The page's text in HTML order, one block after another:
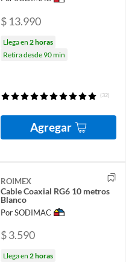
$ 13.990
Llega en 2 horas
Retira desde 90 min
(32)
Agregar
ROIMEX
Cable Coaxial RG6 10 metros
Blanco
Por SODIMAC
$ 3.590
Llega en 2 horas